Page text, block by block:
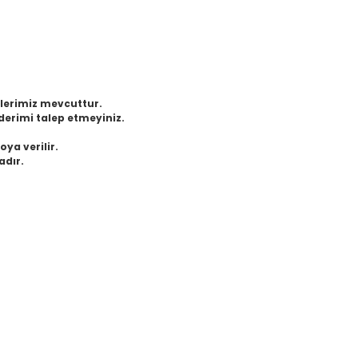
mevcuttur.
talep etmeyiniz.
verilir.